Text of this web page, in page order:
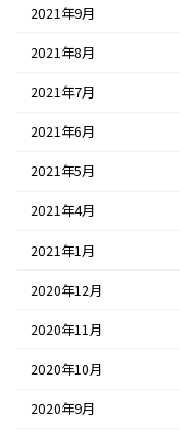
2021年9月
2021年8月
2021年7月
2021年6月
2021年5月
2021年4月
2021年1月
2020年12月
2020年11月
2020年10月
2020年9月